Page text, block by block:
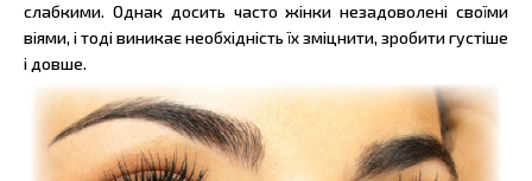
слабкими. Однак досить часто жінки незадоволені своїми
віями, і тоді виникає необхідність їх зміцнити, зробити густіше
і довше.